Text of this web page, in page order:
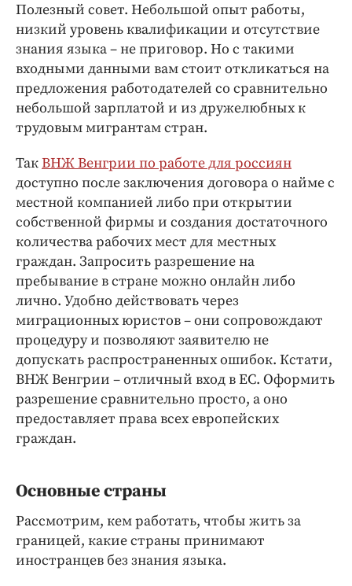
Полезный совет. Небольшой опыт работы,
низкий уровень квалификации и отсутствие
знания языка – не приговор. Но с такими
входными данными вам стоит откликаться на
предложения работодателей со сравнительно
небольшой зарплатой и из дружелюбных к
трудовым мигрантам стран.
ТакВНЖ Венгрии по работе для россиян
доступно после заключения договора о найме с
местной компанией либо при открытии
собственной фирмы и создания достаточного
количества рабочих мест для местных
граждан. Запросить разрешение на
пребывание в стране можно онлайн либо
лично. Удобно действовать через
миграционных юристов – они сопровождают
процедуру и позволяют заявителю не
допускать распространенных ошибок. Кстати,
ВНЖ Венгрии – отличный вход в ЕС. Оформить
разрешение сравнительно просто, а оно
предоставляет права всех европейских
граждан.
Основные страны
Рассмотрим, кем работать, чтобы жить за
границей, какие страны принимают
иностранцев без знания языка.